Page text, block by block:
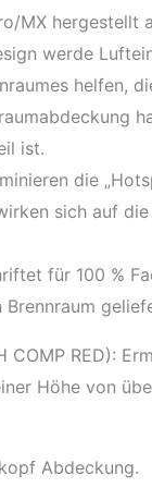
MX hergestellt
werde
helfen,
ist.
die
sich auf
für 100 %
COMP RED):
Höhe von
Abdeckung.